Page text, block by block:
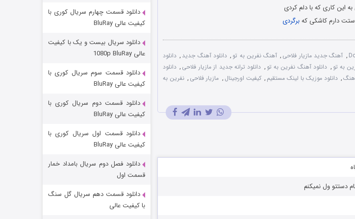
این کاری که با دلم کردی
دارم کاشکی کهبرگردی
, آهنگ جدید مازیار فلاحی , آهنگ نفرین به تو , دانلود آهنگ جدید , دانلود
به تو , دانلود آهنگ نفرین به تو , دانلود ترانه جدید از مازیار فلاحی , دانلود
, دانلود موزیک با لینک مستقیم , کیفیت اورجینال , مازیار فلاحی , نفرین به
دستتو ول نمیکنم
مردگان متحرک: شهر مرده ۳
شکست استوارت در نجات جهان
قسمت ۷ (زیرنویس) منتشر شد
دانلود قسمت چهارم سریال کوری با
کیفیت عالی BluRay
دانلود سریال بیست و یک با کیفیت
عالی 1080p BluRay
دانلود قسمت سوم سریال کوری با
کیفیت عالی BluRay
دانلود قسمت دوم سریال کوری با
کیفیت عالی BluRay
دانلود قسمت اول سریال کوری با
کیفیت عالی BluRay
دانلود فصل دوم سریال بامداد خمار
قسمت اول
دانلود قسمت دهم سریال گل سنگ
با کیفیت عالی